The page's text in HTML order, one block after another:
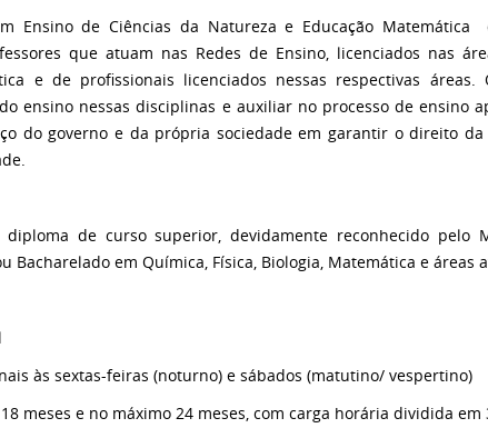
Ensino de Ciências da Natureza e Educação
que atuam nas Redes de Ensino, licenciados nas
e de profissionais licenciados nessas respectivas áreas.
ensino nessas disciplinas e auxiliar no processo de ensino
do governo e da própria sociedade em garantir o direito da
diploma de curso superior, devidamente reconhecido pelo
Bacharelado em Química, Física, Biologia, Matemática e áreas
às sextas-feiras (noturno) e sábados (matutino/ vespertino)
meses e no máximo 24 meses, com carga horária dividida em